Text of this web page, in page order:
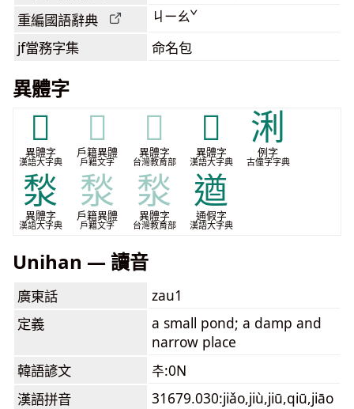
重編國語辭典 ㄐㄧㄠˇ
jf當務字集 命名包
異體字
𣹌
異體字
漢語大字典
𣹌
戶籍異體
戶籍文字
𣹌
異體字
台灣教育部
𨺹
異體字
漢語大字典
浰
例字
古僮字字典
湬
異體字
漢語大字典
湬
戶籍異體
戶籍文字
湬
異體字
台灣教育部
遒
通假字
漢語大字典
Unihan — 讀音
廣東話
zau1
定義
a small pond; a damp and
narrow place
韓語諺文
추:0N
漢語拼音
31679.030:jiǎo,jiù,jiū,qiū,jiāo